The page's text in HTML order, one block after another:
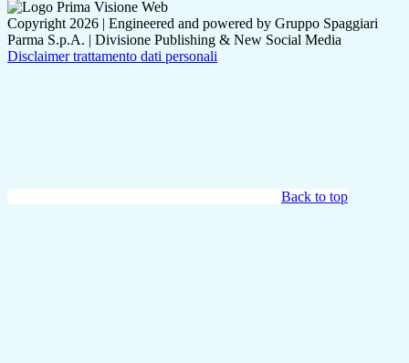
Copyright 2026 | Engineered and powered by Gruppo Spaggiari
Parma S.p.A. | Divisione Publishing & New Social Media
Disclaimer trattamento dati personali
Back to top